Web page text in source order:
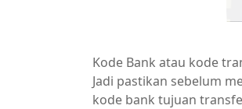
Kode Bank atau kode
Jadi pastikan sebelum
kode bank tujuan